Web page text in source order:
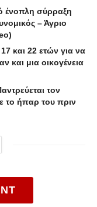
ένοπλη σύρραξη
– Άγριο
και 22 ετών για να
και μια οικογένεια
τον
το ήπαρ του πριν